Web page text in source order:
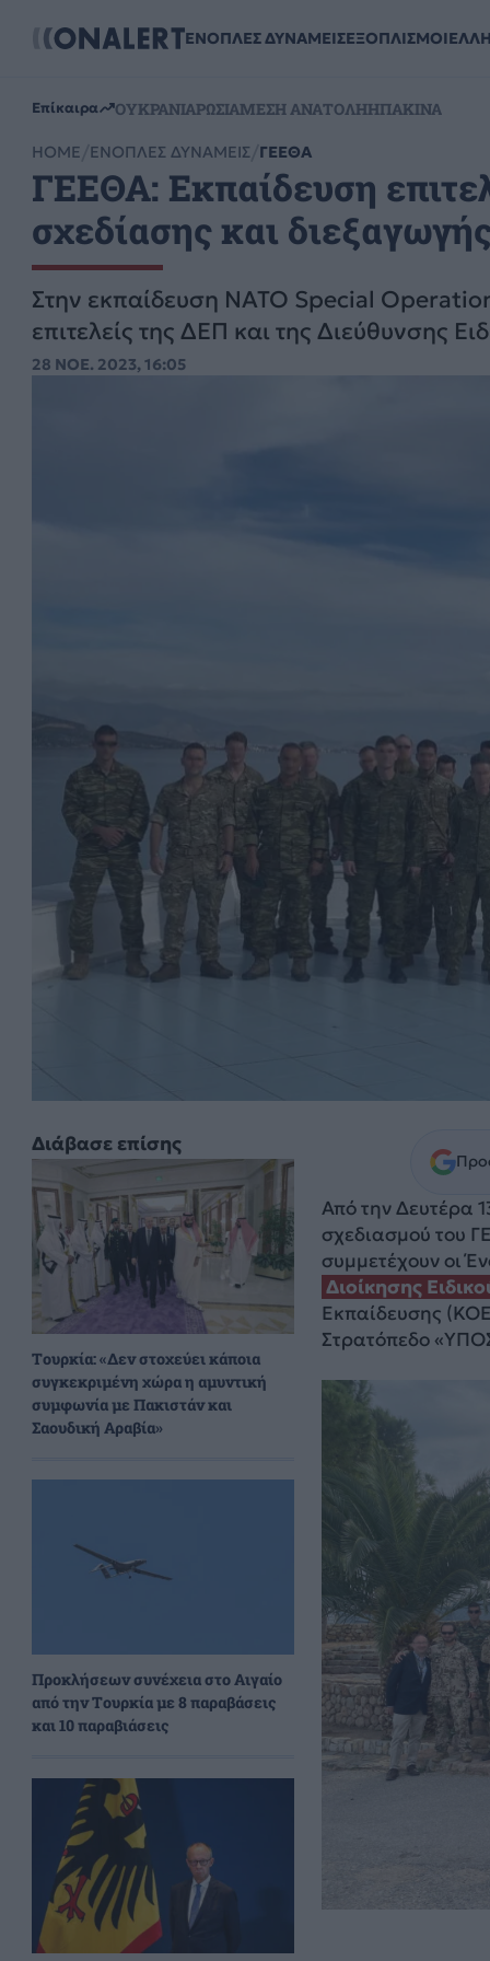
ΕΝΟΠΛΕΣ ΔΥΝΑΜΕΙΣΕΞΟΠΛΙΣΜΟΙ
Επίκαιρα ΟΥΚΡΑΝΙΑΡΩΣΙΑΜΕΣΗ ΑΝΑΤΟΛΗΗΠΑΚΙΝΑ
HOME ΕΝΟΠΛΕΣ ΔΥΝΑΜΕΙΣ ΓΕΕΘΑ
ΓΕΕΘΑ: Εκπαίδευση
σχεδίασης και
Στην εκπαίδευση ΝΑΤΟ Special
επιτελείς της ΔΕΠ και της Διεύθυνσης
28 ΝΟΕ. 2023, 16:05
Διάβασε επίσης
Τουρκία: «Δεν στοχεύει κάποια
συγκεκριμένη χώρα η αμυντική
συμφωνία με Πακιστάν και
Σαουδική Αραβία»
Προκλήσεων συνέχεια στο Αιγαίο
από την Τουρκία με 8 παραβάσεις
και 10 παραβιάσεις
Από την Δευτέρα
σχεδιασμού του
συμμετέχουν οι
Διοίκησης
Εκπαίδευσης
Στρατόπεδο